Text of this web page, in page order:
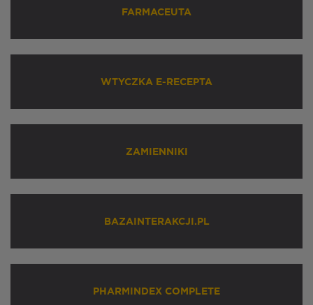
FARMACEUTA
WTYCZKA E-RECEPTA
ZAMIENNIKI
BAZAINTERAKCJI.PL
PHARMINDEX COMPLETE